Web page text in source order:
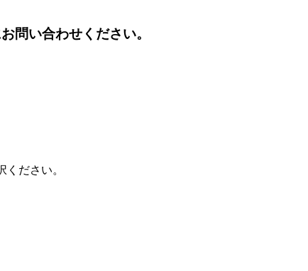
問い合わせください。
ださい。